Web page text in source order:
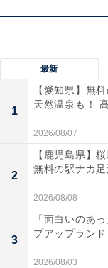
最新
1
【愛知県】無
天然温泉も！
2026/08/07
2
【鹿児島県】
無料の駅ナカ
2026/08/08
3
「面白いのあ
プアップラン
2026/08/03